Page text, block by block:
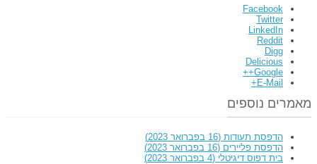
Facebook
Twitter
LinkedIn
Reddit
Digg
Delicious
Google++
E-Mail+
מאמרים נוספים
הדפסת תעודות (16 בפברואר 2023)
הדפסת פליירים (16 בפברואר 2023)
בית דפוס דיגיטלי (4 בפברואר 2023)